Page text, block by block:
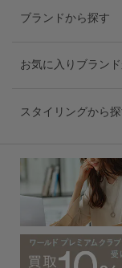
ブランドから探す
お気に入りブラン
スタイリングから